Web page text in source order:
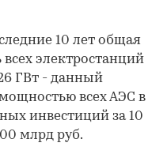
10 лет общая
электростанций
ГВт - данный
всех АЭС в
инвестиций за 10
млрд руб.